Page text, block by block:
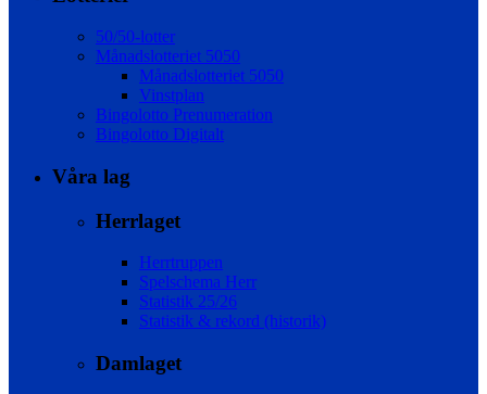
50/50-lotter
Månadslotteriet 5050
Månadslotteriet 5050
Vinstplan
Bingolotto Prenumeration
Bingolotto Digitalt
Våra lag
Herrlaget
Herrtruppen
Spelschema Herr
Statistik 25/26
Statistik & rekord (historik)
Damlaget